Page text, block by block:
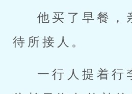
他买了早餐，
待所接人。
一行人提着行